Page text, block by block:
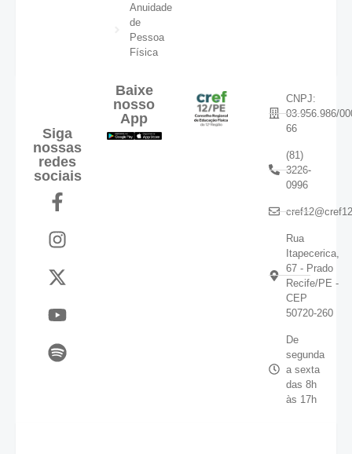
Anuidade
de
Pessoa
Física
Siga
nossas
redes
sociais
Baixe
nosso
App
CNPJ:
03.956.986/
66
(81)
3226-
0996
Rua
Itapecerica,
67 - Prado
Recife/PE -
CEP
50720-260
De
segunda
a sexta
das 8h
às 17h